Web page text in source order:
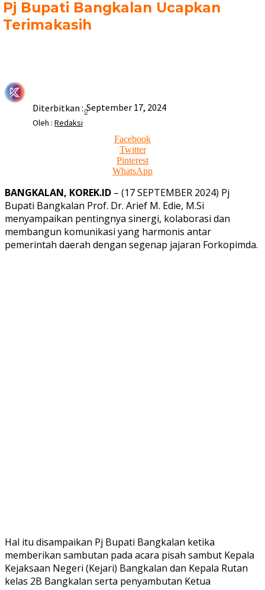
Pj Bupati Bangkalan Ucapkan
Terimakasih
Oleh : Redaksi
0
Diterbitkan : September 17, 2024
Facebook
Twitter
Pinterest
WhatsApp
BANGKALAN, KOREK.ID – (17 SEPTEMBER 2024) Pj
Bupati Bangkalan Prof. Dr. Arief M. Edie, M.Si
menyampaikan pentingnya sinergi, kolaborasi dan
membangun komunikasi yang harmonis antar
pemerintah daerah dengan segenap jajaran Forkopimda.
Hal itu disampaikan Pj Bupati Bangkalan ketika
memberikan sambutan pada acara pisah sambut Kepala
Kejaksaan Negeri (Kejari) Bangkalan dan Kepala Rutan
kelas 2B Bangkalan serta penyambutan Ketua